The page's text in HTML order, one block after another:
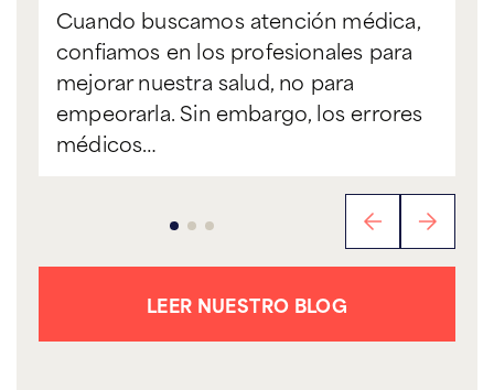
Cuando buscamos atención médica,
confiamos en los profesionales para
mejorar nuestra salud, no para
empeorarla. Sin embargo, los errores
médicos…
LEER NUESTRO BLOG